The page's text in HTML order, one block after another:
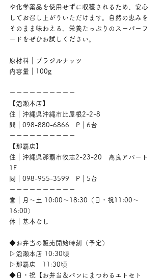
や化学薬品を使用せずに収穫されるため、安心
してお召し上がりいただけます。自然の恵みを
そのまま味わえる、栄養たっぷりのスーパーフ
ードをぜひお試しください。
原材料｜ブラジルナッツ
内容量｜100g
ーーーーーーーーーー
【泡瀬本店】
住｜沖縄県沖縄市比屋根2-2-8
問｜098-880-6866　P｜6台
ーーーーーーーーーー
【那覇店】
住｜沖縄県那覇市牧志2-23-20　高良アパート
1F
問｜098-955-3599　P｜5台
ーーーーーーーーーー
営｜月〜土 10:00〜18:30（日・祝11:00〜
16:00）
休｜基本なし
◆お弁当の販売開始時刻（予定）
▷泡瀬本店 10:30頃
▷那覇店　11:30頃
◆日・祝【お弁当＆パンにまつわるエトセト